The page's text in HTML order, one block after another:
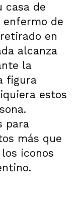
casa de
enfermo de
en
alcanza
la
figura
estos
para
más que
íconos